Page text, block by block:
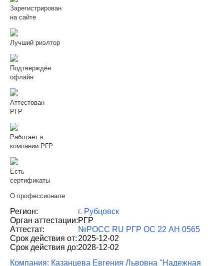
Зарегистрирован
на сайте
Лучший риэлтор
Подтверждён
офлайн
Аттестован
РГР
Работает в
компании РГР
Есть
сертификаты
О профессионале
Регион:
г. Рубцовск
Орган аттестации:РГР
Аттестат:
№РОСС RU РГР ОС 22 АН 0565
Срок действия от: 2025-12-02
Срок действия до:2028-12-02
Компания: Казанцева Евгения Львовна "Надежная